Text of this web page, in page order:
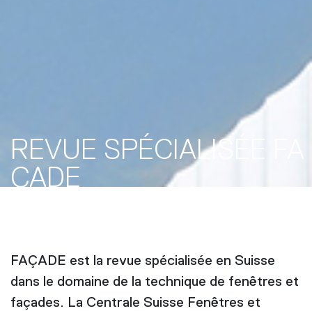
REVUE SPÉCIALISÉE FA
ÇADE
FAÇADE est la revue spécialisée en Suisse
dans le domaine de la technique de fenêtres et
façades. La Centrale Suisse Fenêtres et